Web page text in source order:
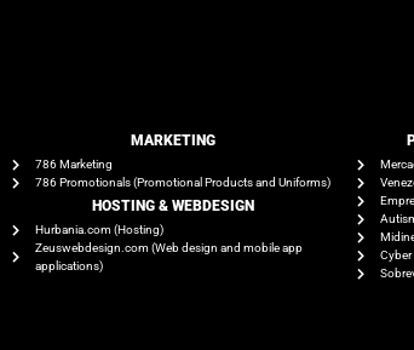
MARKETING
786 Marketing
786 Promotionals (Promotional Products and Uniforms)
HOSTING & WEBDESIGN
Hurbania.com (Hosting)
Zeuswebdesign.com (Web design and mobile app
applications)
Cyber